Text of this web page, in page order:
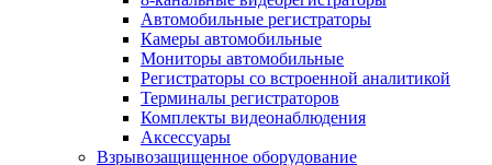
Автомобильные регистраторы
Камеры автомобильные
Мониторы автомобильные
Регистраторы со встроенной аналитикой
Терминалы регистраторов
Комплекты видеонаблюдения
Аксессуары
Взрывозащищенное оборудование